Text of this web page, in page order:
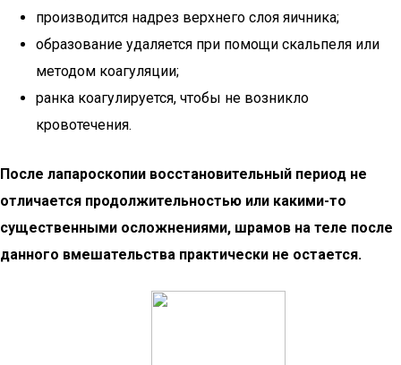
производится надрез верхнего слоя яичника;
образование удаляется при помощи скальпеля или
методом коагуляции;
ранка коагулируется, чтобы не возникло
кровотечения.
После лапароскопии восстановительный период не
отличается продолжительностью или какими-то
существенными осложнениями, шрамов на теле после
данного вмешательства практически не остается.